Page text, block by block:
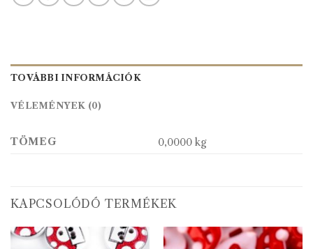
TOVÁBBI INFORMÁCIÓK
VÉLEMÉNYEK (0)
TÖMEG 0,0000 kg
KAPCSOLÓDÓ TERMÉKEK